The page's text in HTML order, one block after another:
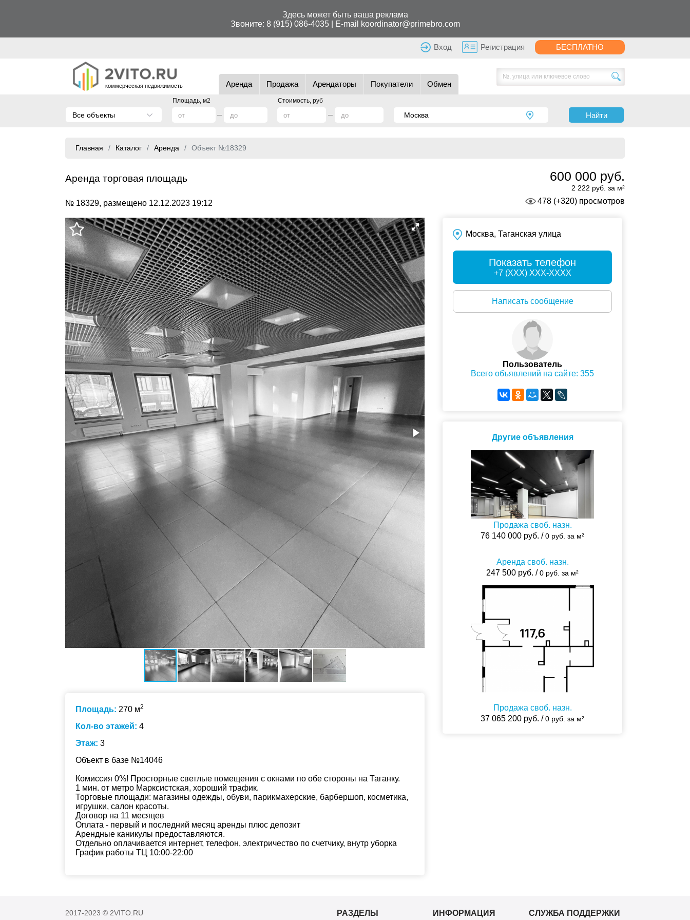
Здесь может быть ваша реклама
Звоните: 8 (915) 086-4035| E-mail koordinator@primebro.com
Вход Регистрация БЕСПЛАТНО
коммерческая недвижимость Аренда Продажа Арендаторы Покупатели Обмен
Площадь, м2 Стоимость, руб
Все объекты Найти
Главная Каталог Аренда Объект №18329
Аренда торговая площадь
№ 18329, размещено 12.12.2023 19:12
600 000 руб.
2 222 руб. за м²
478 (+320) просмотров
Площадь: 270 м2
Кол-во этажей: 4
Этаж: 3
Объект в базе №14046
Комиссия 0%! Просторные светлые помещения с окнами по обе стороны на Таганку.
1 мин. от метро Марксистская, хороший трафик.
Торговые площади: магазины одежды, обуви, парикмахерские, барбершоп, косметика,
игрушки, салон красоты.
Договор на 11 месяцев
Оплата - первый и последний месяц аренды плюс депозит
Арендные каникулы предоставляются.
Отдельно оплачивается интернет, телефон, электричество по счетчику, внутр уборка
График работы ТЦ 10:00-22:00
Москва, Таганская улица
Показать телефон
+7 (XXX) XXX-XXXX
Написать сообщение
Пользователь
Всего объявлений на сайте: 355
Другие объявления
Продажа своб. назн.
76 140 000 руб. /0 руб. за м²
Аренда своб. назн.
247 500 руб. /0 руб. за м²
Продажа своб. назн.
37 065 200 руб. /0 руб. за м²
2017-2023 © 2VITO.RU
РАЗДЕЛЫ ИНФОРМАЦИЯ СЛУЖБА ПОДДЕРЖКИ